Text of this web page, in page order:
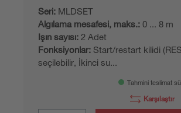
Seri: MLDSET
Algılama mesafesi, maks.: 0 ... 8 m
Işın sayısı: 2 Adet
Fonksiyonlar: Start/restart kilidi
seçilebilir, İkinci su...
Tahmini teslimat
Karşılaştır